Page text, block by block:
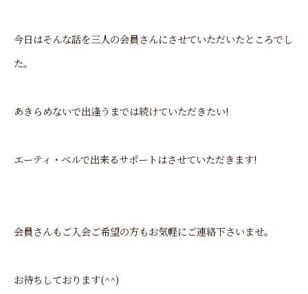
今日はそんな話を三人の会員さんにさせていただいたところでし
た。
あきらめないで出逢うまでは続けていただきたい!
エーティ・ベルで出来るサポートはさせていただきます!
会員さんもご入会ご希望の方もお気軽にご連絡下さいませ。
お待ちしております(^^)